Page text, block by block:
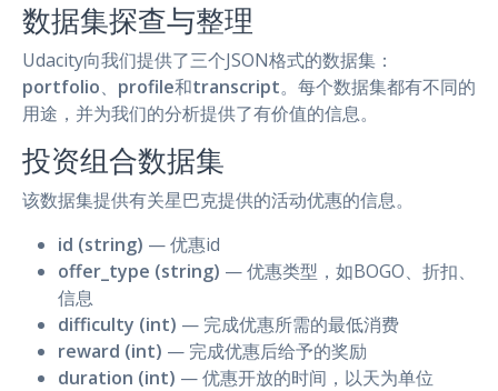
数据集探查与整理
Udacity向我们提供了三个JSON格式的数据集：
portfolio、 profile和transcript。每个数据集都有不同的
用途，并为我们的分析提供了有价值的信息。
投资组合数据集
该数据集提供有关星巴克提供的活动优惠的信息。
id (string) — 优惠id
offer_type (string) — 优惠类型，如BOGO、折扣、
信息
difficulty (int) — 完成优惠所需的最低消费
reward (int) — 完成优惠后给予的奖励
duration (int) — 优惠开放的时间，以天为单位